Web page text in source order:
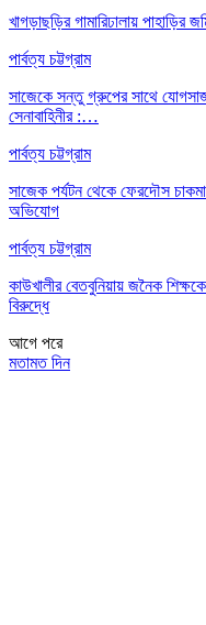
খাগড়াছড়ির গামারিঢালায় পাহাড়ির
পার্বত্য চট্টগ্রাম
সাজেকে সন্তু গ্রুপের সাথে
সেনাবাহিনীর :…
পার্বত্য চট্টগ্রাম
সাজেক পর্যটন থেকে ফেরদৌস
অভিযোগ
পার্বত্য চট্টগ্রাম
কাউখালীর বেতবুনিয়ায় জনৈক
বিরুদ্ধে
আগে পরে
মতামত দিন